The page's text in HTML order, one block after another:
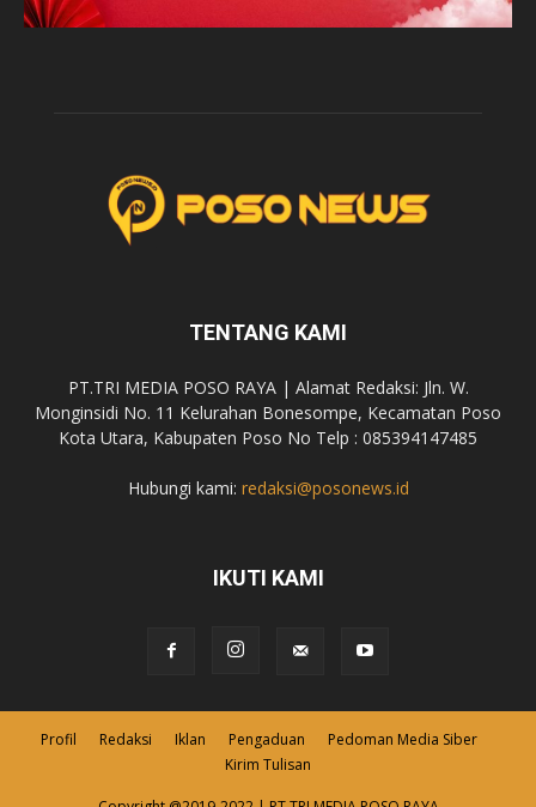
TENTANG KAMI
PT.TRI MEDIA POSO RAYA | Alamat Redaksi: Jln. W.
Monginsidi No. 11 Kelurahan Bonesompe, Kecamatan Poso
Kota Utara, Kabupaten Poso No Telp : 085394147485
Hubungi kami: redaksi@posonews.id
IKUTI KAMI
Profil Redaksi Iklan Pengaduan
Pedoman Media Siber
Kirim Tulisan